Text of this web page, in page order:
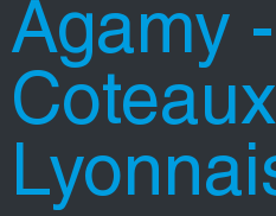
Agamy